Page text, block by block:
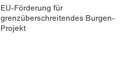
EU-Förderung für
grenzüberschreitendes Burgen-
Projekt